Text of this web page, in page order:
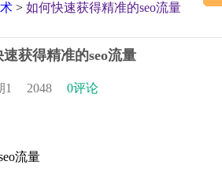
> 如何快速获得精准的seo流量
获得精准的seo流量
1 2048 0评论
流量